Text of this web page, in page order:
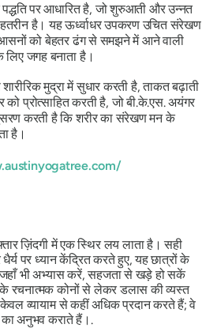
पर आधारित है, जो शुरुआती और उन्नत
है। यह ऊर्ध्वाधर उपकरण उचित संरेखण
को बेहतर ढंग से समझने में आने वाली
जगह बनाता है।
मुद्रा में सुधार करती है, ताकत बढ़ाती
प्रोत्साहित करती है, जो बी.के.एस. अयंगर
करती है कि शरीर का संरेखण मन के
है।
ज़िंदगी में एक स्थिर लय लाता है। सही
पर ध्यान केंद्रित करते हुए, यह छात्रों के
भी अभ्यास करें, सहजता से खड़े हो सकें
कोनों से लेकर डलास की व्यस्त
व्यायाम से कहीं अधिक प्रदान करते हैं; वे
अनुभव कराते हैं।.